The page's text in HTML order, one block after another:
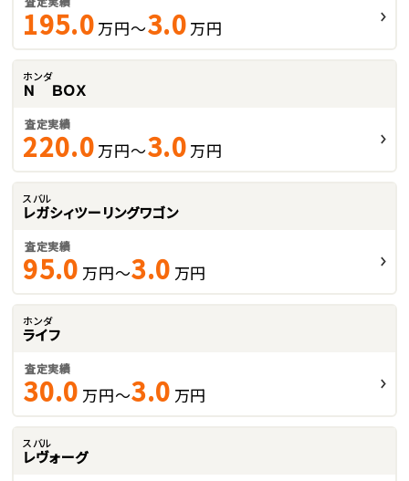
195.0 万円～3.0 万円
ホンダ
Ｎ ＢＯＸ
査定実績
220.0 万円～3.0 万円
スバル
レガシィツーリングワゴン
査定実績
95.0 万円～3.0 万円
ホンダ
ライフ
査定実績
30.0 万円～3.0 万円
スバル
レヴォーグ